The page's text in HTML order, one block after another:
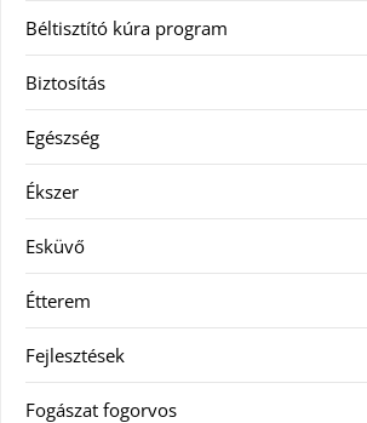
Béltisztító kúra program
Biztosítás
Egészség
Ékszer
Esküvő
Étterem
Fejlesztések
Fogászat fogorvos